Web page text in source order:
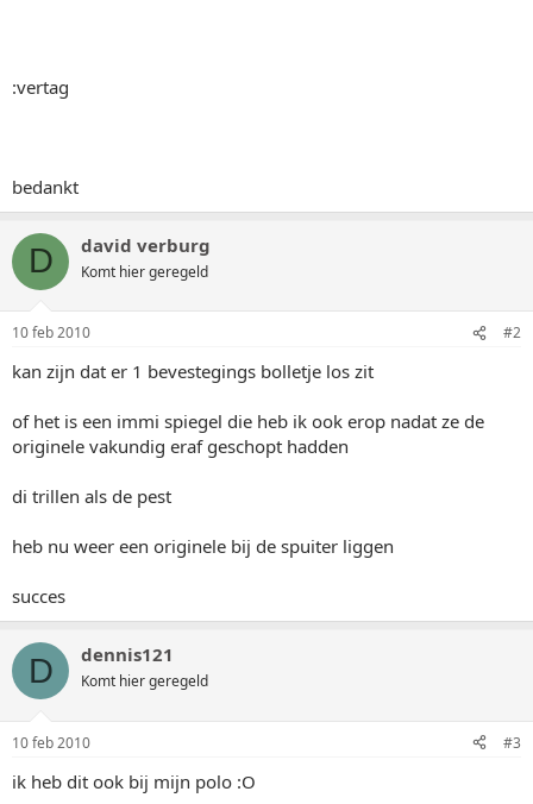
:vertag
bedankt
D david verburg
Komt hier geregeld
10 feb 2010 #2
kan zijn dat er 1 bevestegings bolletje los zit
of het is een immi spiegel die heb ik ook erop nadat ze de
originele vakundig eraf geschopt hadden
di trillen als de pest
heb nu weer een originele bij de spuiter liggen
succes
D dennis121
Komt hier geregeld
10 feb 2010 #3
ik heb dit ook bij mijn polo :O